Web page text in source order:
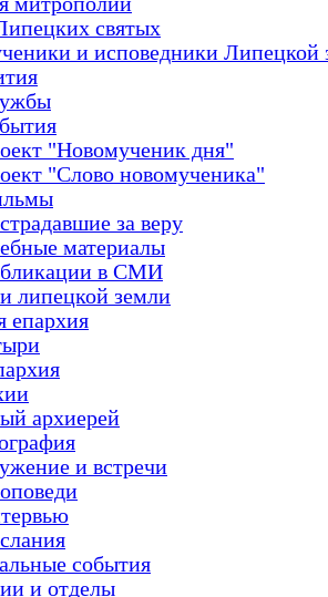
святых
и исповедники Липецкой
"Новомученик дня"
"Слово новомученика"
за веру
материалы
в СМИ
липецкой земли
епархия
архиерей
и встречи
события
и отделы